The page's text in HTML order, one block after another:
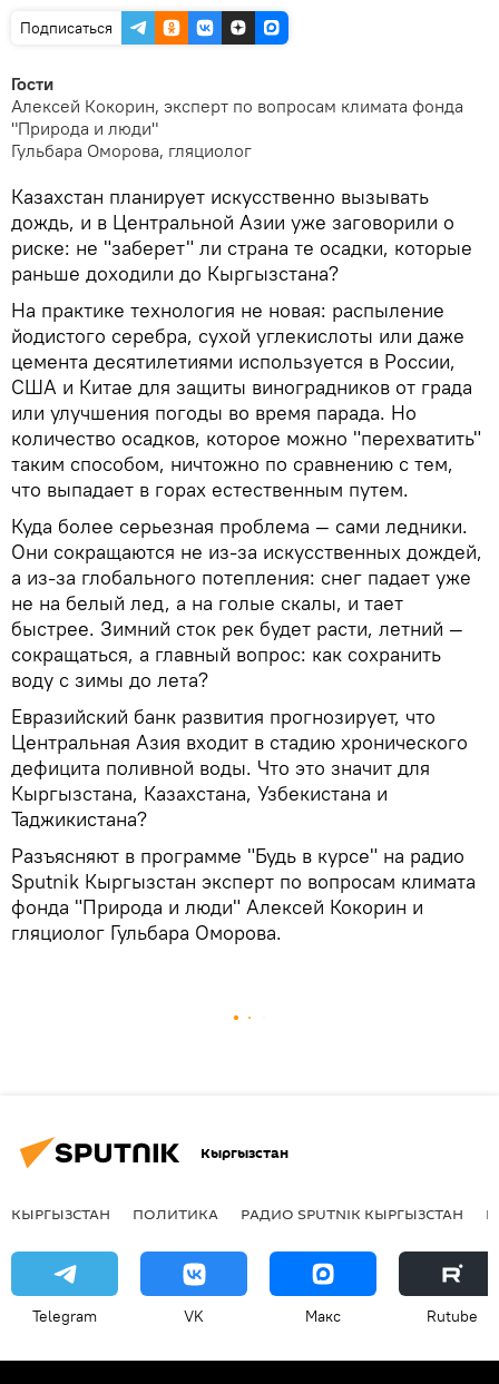
Подписаться
Гости
Алексей Кокорин, эксперт по вопросам климата фонда
"Природа и люди"
Гульбара Оморова, гляциолог
Казахстан планирует искусственно вызывать
дождь, и в Центральной Азии уже заговорили о
риске: не "заберет" ли страна те осадки, которые
раньше доходили до Кыргызстана?
На практике технология не новая: распыление
йодистого серебра, сухой углекислоты или даже
цемента десятилетиями используется в России,
США и Китае для защиты виноградников от града
или улучшения погоды во время парада. Но
количество осадков, которое можно "перехватить"
таким способом, ничтожно по сравнению с тем,
что выпадает в горах естественным путем.
Куда более серьезная проблема — сами ледники.
Они сокращаются не из-за искусственных дождей,
а из-за глобального потепления: снег падает уже
не на белый лед, а на голые скалы, и тает
быстрее. Зимний сток рек будет расти, летний —
сокращаться, а главный вопрос: как сохранить
воду с зимы до лета?
Евразийский банк развития прогнозирует, что
Центральная Азия входит в стадию хронического
дефицита поливной воды. Что это значит для
Кыргызстана, Казахстана, Узбекистана и
Таджикистана?
Разъясняют в программе "Будь в курсе" на радио
Sputnik Кыргызстан эксперт по вопросам климата
фонда "Природа и люди" Алексей Кокорин и
гляциолог Гульбара Оморова.
Кыргызстан
КЫРГЫЗСТАН ПОЛИТИКА РАДИО SPUTNIK КЫРГЫЗСТАН
Telegram VK Макс Rutube